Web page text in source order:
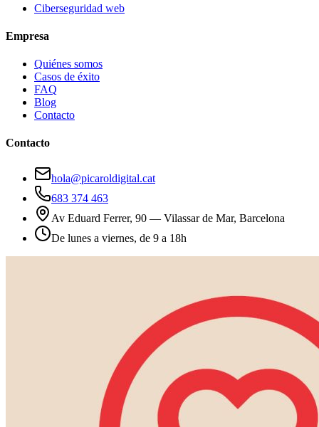
Ciberseguridad web
Empresa
Quiénes somos
Casos de éxito
FAQ
Blog
Contacto
Contacto
hola@picaroldigital.cat
683 374 463
Av Eduard Ferrer, 90 — Vilassar de Mar, Barcelona
De lunes a viernes, de 9 a 18h